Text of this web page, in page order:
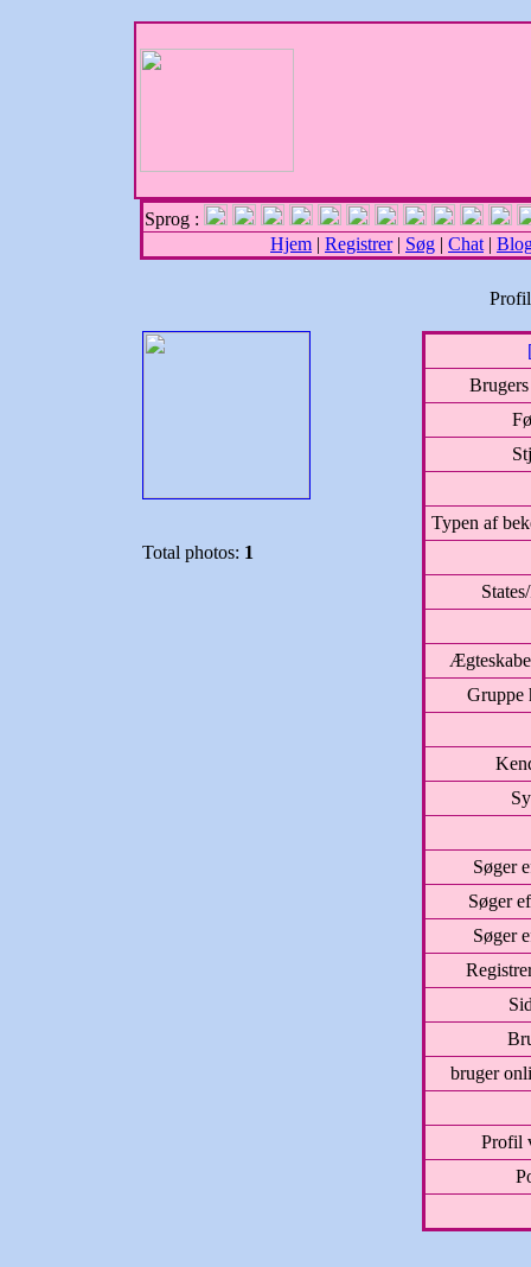
Sprog :
Hjem | Registrer| Søg | Chat |
Total photos: 1
Typen af
Gruppe
Søger
Søger
Søger
bruger
Profil